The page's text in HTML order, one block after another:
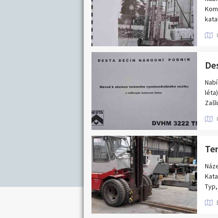
Pardubický kraj
Středočeský kraj
Zlínský kraj
Nabídka/